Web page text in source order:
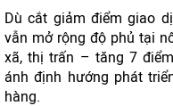
Dù cắt giảm điểm giao
vẫn mở rộng độ phủ tại
xã, thị trấn – tăng 7
ánh định hướng phát
hàng.